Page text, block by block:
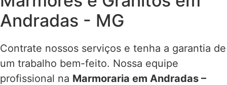
Andradas - MG
Contrate nossos serviços e tenha a garantia de
um trabalho bem-feito. Nossa equipe
profissional na Marmoraria em Andradas –